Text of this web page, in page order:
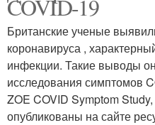
COVID-19
Британские ученые
коронавируса ,
инфекции. Такие выводы
исследования симптомов
ZOE COVID Symptom Study,
опубликованы на сайте